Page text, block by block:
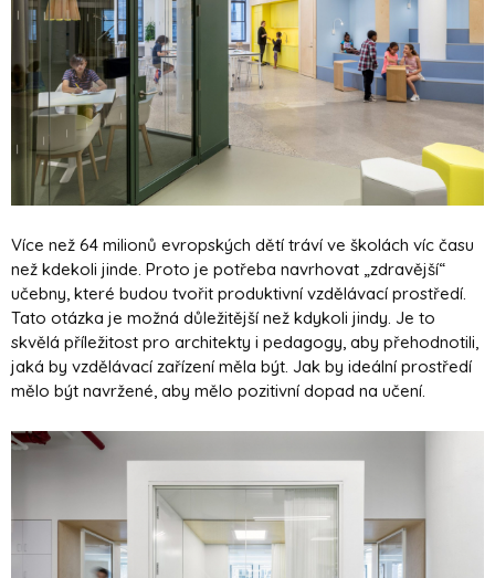
Více než 64 milionů evropských dětí tráví ve školách víc času
než kdekoli jinde. Proto je potřeba navrhovat „zdravější“
učebny, které budou tvořit produktivní vzdělávací prostředí.
Tato otázka je možná důležitější než kdykoli jindy. Je to
skvělá příležitost pro architekty i pedagogy, aby přehodnotili,
jaká by vzdělávací zařízení měla být. Jak by ideální prostředí
mělo být navržené, aby mělo pozitivní dopad na učení.